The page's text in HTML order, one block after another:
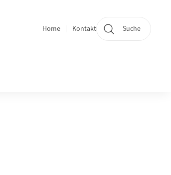
Quicklinks
Home Kontakt Suche